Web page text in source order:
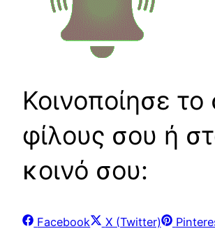
Κοινοποίησε το
φίλους σου ή
κοινό σου:
Share
Facebook
Share
X (Twitter)
Share